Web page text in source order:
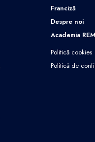
Franciză
Despre noi
Academia
Politică cookies
Politică de